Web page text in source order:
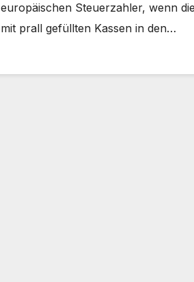
europäischen Steuerzahler, wenn
mit prall gefüllten Kassen in den…